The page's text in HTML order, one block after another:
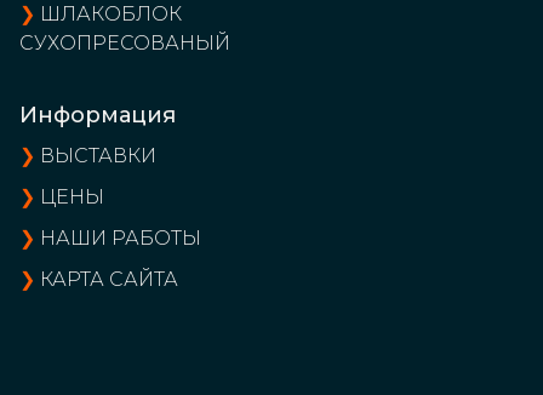
❯ ШЛАКОБЛОК
СУХОПРЕСОВАНЫЙ
Информация
❯ ВЫСТАВКИ
❯ ЦЕНЫ
❯ НАШИ РАБОТЫ
❯ КАРТА САЙТА